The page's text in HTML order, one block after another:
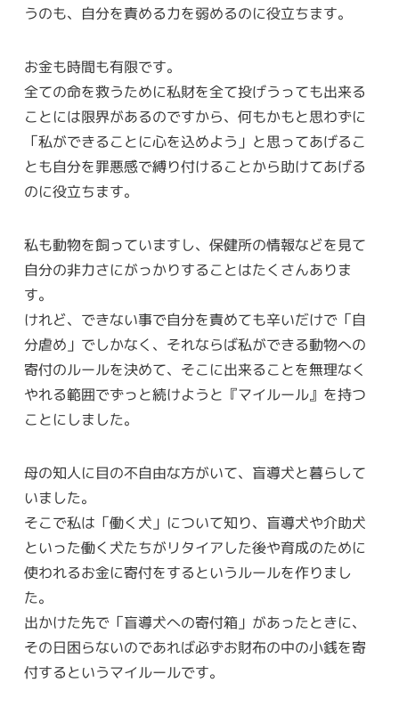
うのも、自分を責める力を弱めるのに役立ちます。
お金も時間も有限です。
全ての命を救うために私財を全て投げうっても出来る
ことには限界があるのですから、何もかもと思わずに
「私ができることに心を込めよう」と思ってあげるこ
とも自分を罪悪感で縛り付けることから助けてあげる
のに役立ちます。
私も動物を飼っていますし、保健所の情報などを見て
自分の非力さにがっかりすることはたくさんありま
す。
けれど、できない事で自分を責めても辛いだけで「自
分虐め」でしかなく、それならば私ができる動物への
寄付のルールを決めて、そこに出来ることを無理なく
やれる範囲でずっと続けようと『マイルール』を持つ
ことにしました。
母の知人に目の不自由な方がいて、盲導犬と暮らして
いました。
そこで私は「働く犬」について知り、盲導犬や介助犬
といった働く犬たちがリタイアした後や育成のために
使われるお金に寄付をするというルールを作りまし
た。
出かけた先で「盲導犬への寄付箱」があったときに、
その日困らないのであれば必ずお財布の中の小銭を寄
付するというマイルールです。